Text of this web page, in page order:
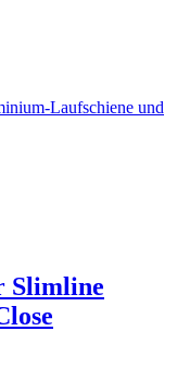
Slimline